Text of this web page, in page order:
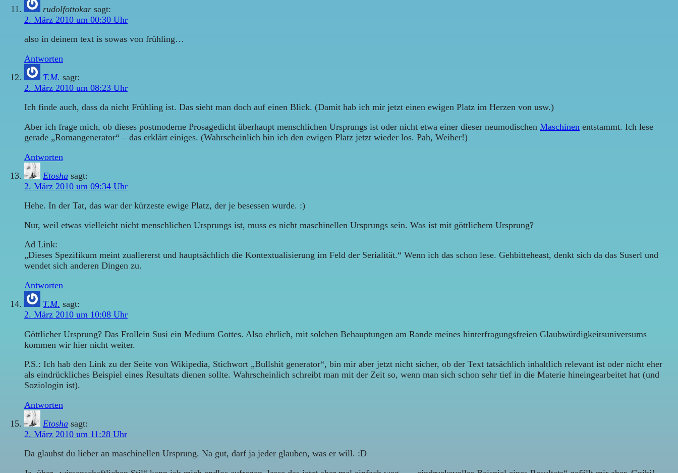
rudolfottokar sagt:
2. März 2010 um 00:30 Uhr
also in deinem text is sowas von frühling…
Antworten
T.M. sagt:
2. März 2010 um 08:23 Uhr
Ich finde auch, dass da nicht Frühling ist. Das sieht man doch auf einen Blick. (Damit hab ich mir jetzt einen ewigen Platz im Herzen von usw.)
Aber ich frage mich, ob dieses postmoderne Prosagedicht überhaupt menschlichen Ursprungs ist oder nicht etwa einer dieser neumodischen Maschinen entstammt. Ich lese
gerade „Romangenerator“ – das erklärt einiges. (Wahrscheinlich bin ich den ewigen Platz jetzt wieder los. Pah, Weiber!)
Antworten
Etosha sagt:
2. März 2010 um 09:34 Uhr
Hehe. In der Tat, das war der kürzeste ewige Platz, der je besessen wurde. :)
Nur, weil etwas vielleicht nicht menschlichen Ursprungs ist, muss es nicht maschinellen Ursprungs sein. Was ist mit göttlichem Ursprung?
Ad Link:
„Dieses Spezifikum meint zuallererst und hauptsächlich die Kontextualisierung im Feld der Serialität.“ Wenn ich das schon lese. Gehbitteheast, denkt sich da das Suserl und
wendet sich anderen Dingen zu.
Antworten
T.M. sagt:
2. März 2010 um 10:08 Uhr
Göttlicher Ursprung? Das Frollein Susi ein Medium Gottes. Also ehrlich, mit solchen Behauptungen am Rande meines hinterfragungsfreien Glaubwürdigkeitsuniversums
kommen wir hier nicht weiter.
P.S.: Ich hab den Link zu der Seite von Wikipedia, Stichwort „Bullshit generator“, bin mir aber jetzt nicht sicher, ob der Text tatsächlich inhaltlich relevant ist oder nicht eher
als eindrückliches Beispiel eines Resultats dienen sollte. Wahrscheinlich schreibt man mit der Zeit so, wenn man sich schon sehr tief in die Materie hineingearbeitet hat (und
Soziologin ist).
Antworten
Etosha sagt:
2. März 2010 um 11:28 Uhr
Da glaubst du lieber an maschinellen Ursprung. Na gut, darf ja jeder glauben, was er will. :D